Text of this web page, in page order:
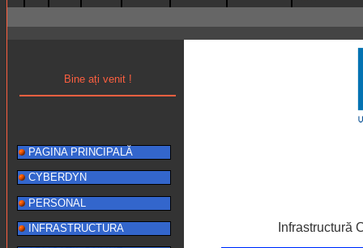
Bine ați venit !
PAGINA PRINCIPALĂ
CYBERDYN
PERSONAL
INFRASTRUCTURA Infrastructură